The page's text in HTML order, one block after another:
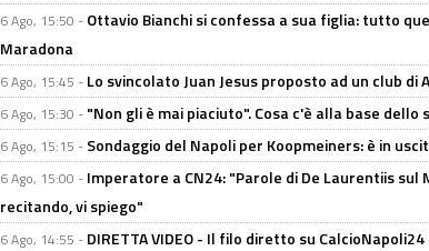
6 Ago, 15:50 - Ottavio Bianchi si confessa a sua figlia: tutto
Maradona
6 Ago, 15:45 - Lo svincolato Juan Jesus proposto ad un club di A
6 Ago, 15:30 - "Non gli è mai piaciuto". Cosa c'è alla base
6 Ago, 15:15 - Sondaggio del Napoli per Koopmeiners: è in
6 Ago, 15:00 - Imperatore a CN24: "Parole di De Laurentiis
recitando, vi spiego"
6 Ago, 14:55 - DIRETTA VIDEO - Il filo diretto su